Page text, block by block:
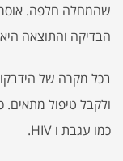
שהמחלה חלפה. אוסר
הבדיקה והתוצאה
בכל מקרה של
ולקבל טיפול מתאים.
כמו עגבת ו HIV.